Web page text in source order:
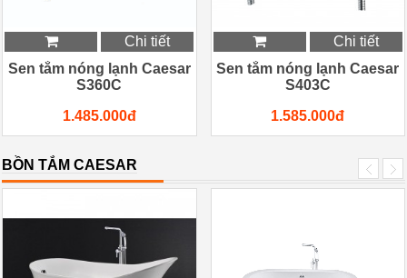
Chi tiết
Sen tắm nóng lạnh Caesar
S360C
1.485.000đ
Chi tiết
Sen tắm nóng lạnh Caesar
S403C
1.585.000đ
BỒN TẮM CAESAR